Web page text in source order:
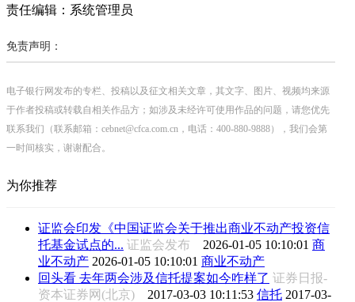
责任编辑：系统管理员
免责声明：
电子银行网发布的专栏、投稿以及征文相关文章，其文字、图片、视频均来源
于作者投稿或转载自相关作品方；如涉及未经许可使用作品的问题，请您优先
联系我们（联系邮箱：cebnet@cfca.com.cn，电话：400-880-9888），我们会第
一时间核实，谢谢配合。
为你推荐
证监会印发《中国证监会关于推出商业不动产投资信
托基金试点的... 证监会发布 2026-01-05 10:10:01 商
业不动产 2026-01-05 10:10:01 商业不动产
回头看 去年两会涉及信托提案如今咋样了 证券日报-
资本证券网(北京) 2017-03-03 10:11:53 信托 2017-03-